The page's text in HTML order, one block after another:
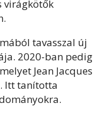
virágkötők
tavasszal új
2020-ban pedig
Jean Jacques
Itt tanította